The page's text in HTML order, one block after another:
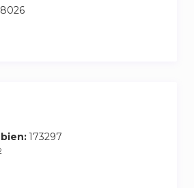
y ducha
exterior y cuenta con
para los huéspedes.
dispone de un patio trasero
accesible para todos los
173297